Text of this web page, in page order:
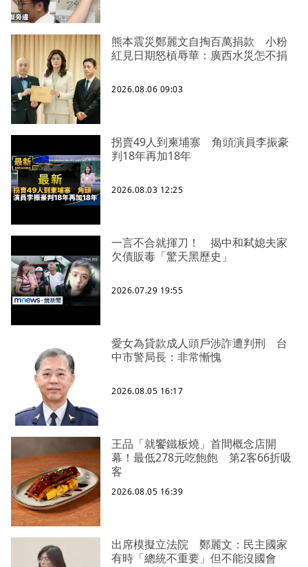
熊本震災鄭麗文自掏百萬捐款 小粉
紅見日期怒槓辱華：廣西水災怎不捐
2026.08.06 09:03
拐賣49人到柬埔寨 角頭演員李振豪
判18年再加18年
2026.08.03 12:25
一言不合就揮刀！ 揭中和弒媳夫家
欠債販毒「驚天黑歷史」
2026.07.29 19:55
愛女為貸款成人頭戶涉詐遭判刑 台
中市警局長：非常慚愧
2026.08.05 16:17
王品「就饗鐵板燒」首間概念店開
幕！最低278元吃飽飽 第2客66折吸
客
2026.08.05 16:39
出席模擬立法院 鄭麗文：民主國家
有時「總統不重要」但不能沒國會